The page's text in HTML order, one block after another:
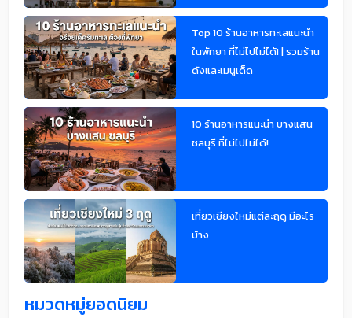
Top 10 ร้านอาหารทะเลแนะนำ
ในพัทยา ที่ไม่ไปไม่ได้! | รวมร้าน
ดังและเมนูเด็ด
10 ร้านอาหารแนะนำ บางแสน
ชลบุรี ที่ไม่ไปไม่ได้!
เที่ยวเชียงใหม่แต่ละฤดู มีอะไร
บ้าง
หมวดหมู่ยอดนิยม